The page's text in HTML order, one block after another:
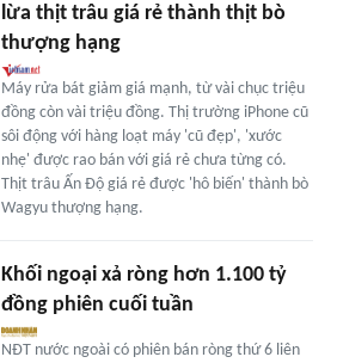
lừa thịt trâu giá rẻ thành thịt bò
thượng hạng
Máy rửa bát giảm giá mạnh, từ vài chục triệu
đồng còn vài triệu đồng. Thị trường iPhone cũ
sôi động với hàng loạt máy 'cũ đẹp', 'xước
nhẹ' được rao bán với giá rẻ chưa từng có.
Thịt trâu Ấn Độ giá rẻ được 'hô biến' thành bò
Wagyu thượng hạng.
Khối ngoại xả ròng hơn 1.100 tỷ
đồng phiên cuối tuần
NĐT nước ngoài có phiên bán ròng thứ 6 liên